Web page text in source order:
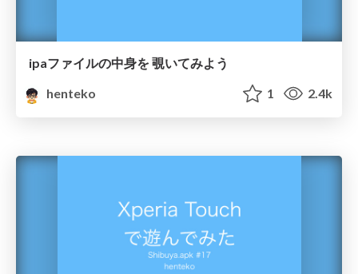
ipaファイルの中身を 覗いてみよう
henteko
1 2.4k